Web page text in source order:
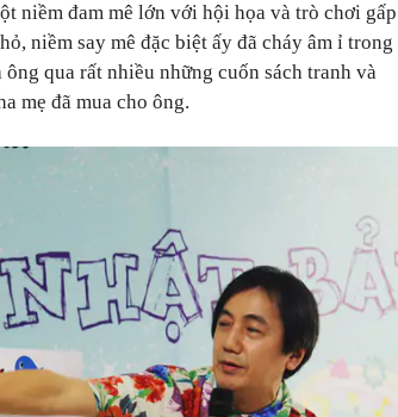
niềm đam mê lớn với hội họa và trò chơi gấp
niềm say mê đặc biệt ấy đã cháy âm ỉ trong
qua rất nhiều những cuốn sách tranh và
mẹ đã mua cho ông.